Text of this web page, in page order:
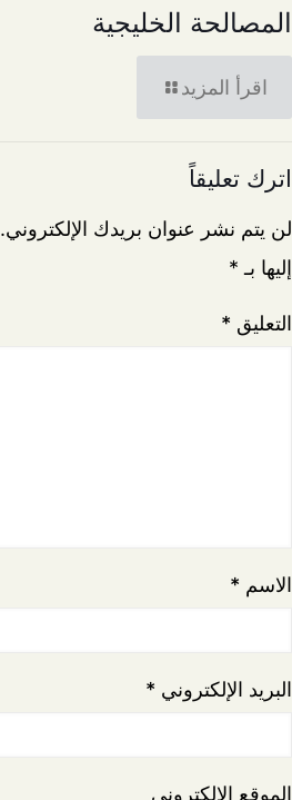
المصالحة الخليجية
اقرأ المزيد
اترك تعليقاً
لن يتم نشر عنوان بريدك الإلكتروني.
إليها بـ *
التعليق *
الاسم *
البريد الإلكتروني *
الموقع الإلكتروني